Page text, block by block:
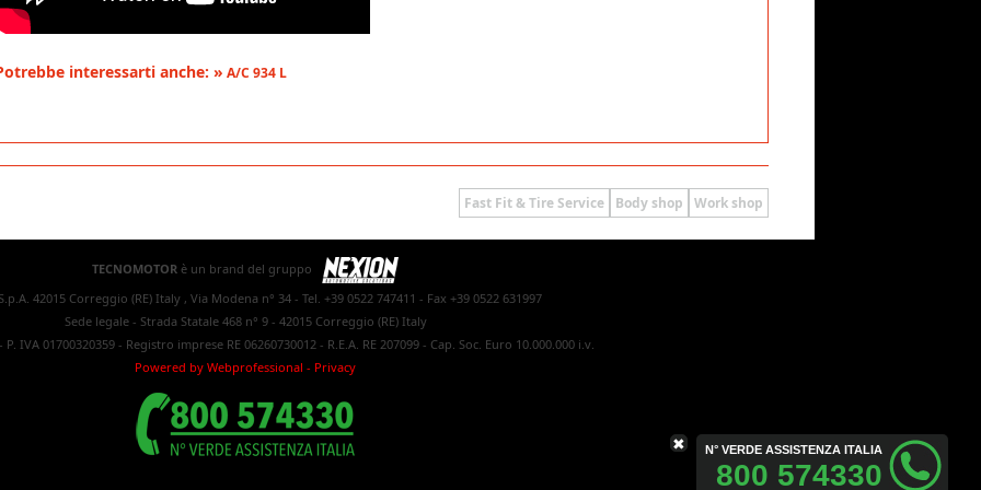
interessarti anche: » A/C 934 L
Work shop
Body shop
Fast Fit & Tire Service
TECNOMOTOR è un brand del gruppo
42015 Correggio (RE) Italy , Via Modena n° 34 - Tel. +39 0522 747411 - Fax +39 0522 631997
Sede legale - Strada Statale 468 n° 9 - 42015 Correggio (RE) Italy
P. IVA 01700320359 - Registro imprese RE 06260730012 - R.E.A. RE 207099 - Cap. Soc. Euro 10.000.000 i.v.
Powered by Webprofessional - Privacy
✖ N° VERDE ASSISTENZA ITALIA
800 574330